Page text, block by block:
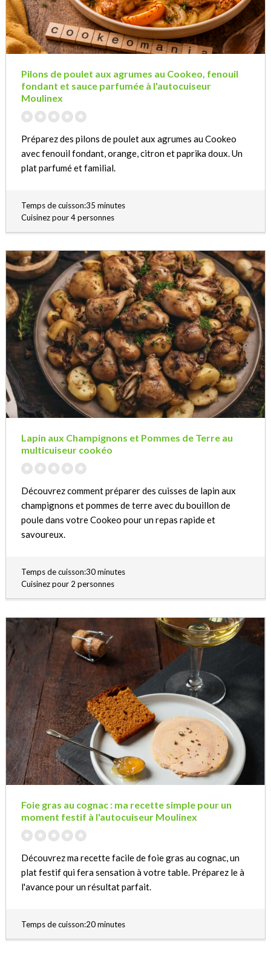
Pilons de poulet aux agrumes au Cookeo, fenouil
fondant et sauce parfumée à l'autocuiseur
Moulinex
Préparez des pilons de poulet aux agrumes au Cookeo
avec fenouil fondant, orange, citron et paprika doux. Un
plat parfumé et familial.
Temps de cuisson:35 minutes
Cuisinez pour 4 personnes
Lapin aux Champignons et Pommes de Terre au
multicuiseur cookéo
Découvrez comment préparer des cuisses de lapin aux
champignons et pommes de terre avec du bouillon de
poule dans votre Cookeo pour un repas rapide et
savoureux.
Temps de cuisson:30 minutes
Cuisinez pour 2 personnes
Foie gras au cognac : ma recette simple pour un
moment festif à l'autocuiseur Moulinex
Découvrez ma recette facile de foie gras au cognac, un
plat festif qui fera sensation à votre table. Préparez le à
l'avance pour un résultat parfait.
Temps de cuisson:20 minutes